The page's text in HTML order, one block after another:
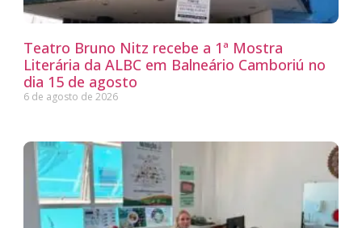
Teatro Bruno Nitz recebe a 1ª Mostra
Literária da ALBC em Balneário Camboriú no
dia 15 de agosto
6 de agosto de 2026